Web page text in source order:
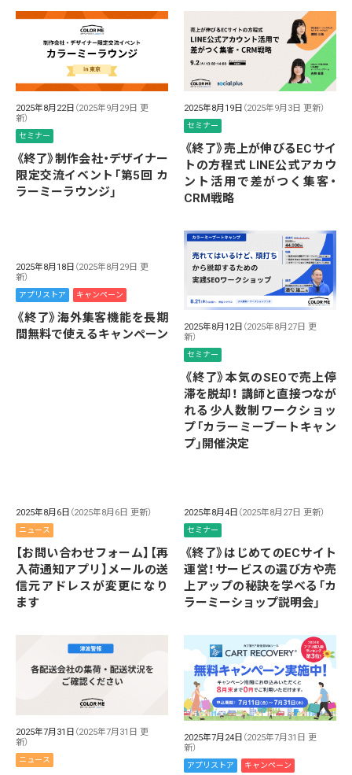
2025年8月22日 （2025年9月29日 更
新）
セミナー
《終了》制作会社・デザイナー
限定交流イベント「第5回 カ
ラーミーラウンジ」
2025年8月19日 （2025年9月3日 更新）
セミナー
《終了》売上が伸びるECサイ
トの方程式 LINE公式アカウ
ント活用で差がつく集客・
CRM戦略
2025年8月18日 （2025年8月29日 更
新）
アプリストア キャンペーン
《終了》海外集客機能を長期
間無料で使えるキャンペーン
2025年8月12日 （2025年8月27日 更
新）
セミナー
《終了》本気のSEOで売上停
滞を脱却！ 講師と直接つなが
れる少人数制ワークショッ
プ「カラーミーブートキャン
プ」開催決定
2025年8月6日 （2025年8月6日 更新）
ニュース
【お問い合わせフォーム】【再
入荷通知アプリ】メールの送
信元アドレスが変更になり
ます
2025年8月4日 （2025年8月27日 更新）
セミナー
《終了》はじめてのECサイト
運営！サービスの選び方や売
上アップの秘訣を学べる「カ
ラーミーショップ説明会」
2025年7月31日 （2025年7月31日 更
新）
ニュース
2025年7月24日 （2025年7月31日 更
新）
アプリストア キャンペーン